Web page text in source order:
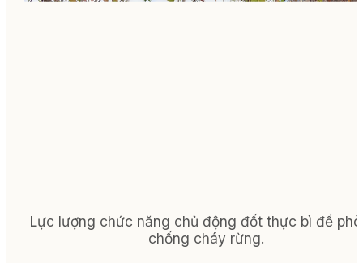
Lực lượng chức năng chủ động đốt thực bì để
chống cháy rừng.